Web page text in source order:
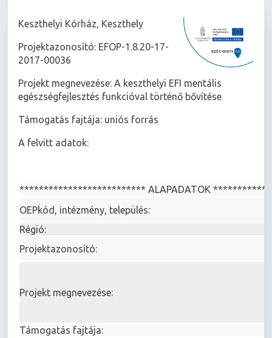
Keszthelyi Kórház, Keszthely
Projektazonosító: EFOP-1.8.20-17-
2017-00036
Projekt megnevezése: A keszthelyi EFI mentális
egészségfejlesztés funkcióval történő bővítése
Támogatás fajtája: uniós forrás
A felvitt adatok:
************************** ALAPADATOK
OEPkód, intézmény, település:
Régió:
Projektazonosító:
Projekt megnevezése:
Támogatás fajtája: